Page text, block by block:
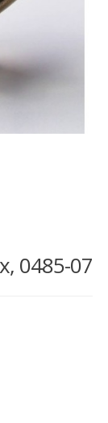
0485-07